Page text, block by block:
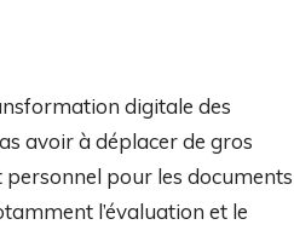
digitale des
avoir à déplacer de gros
pour les documents
l’évaluation et le